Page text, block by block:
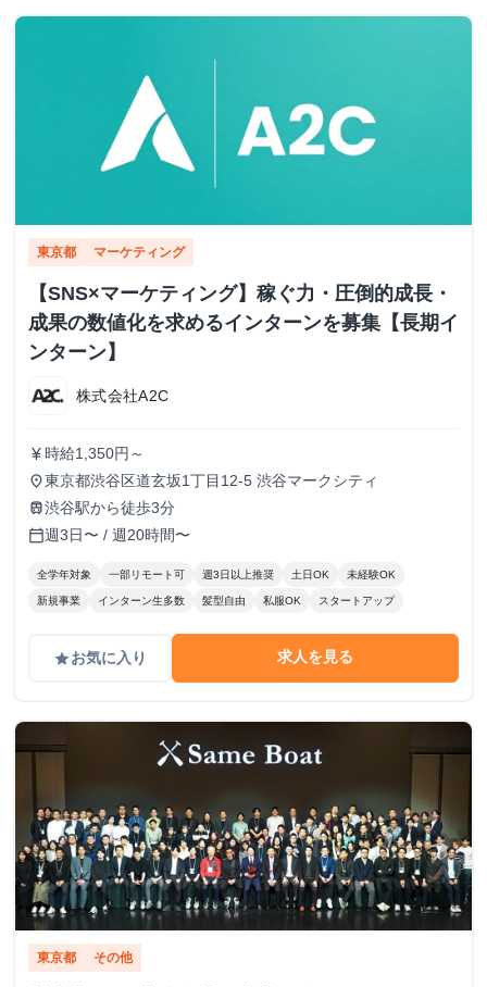
東京都 マーケティング
【SNS×マーケティング】稼ぐ力・圧倒的成長・
成果の数値化を求めるインターンを募集【長期イ
ンターン】
株式会社A2C
currency_yen 時給1,350円～
place東京都渋谷区道玄坂1丁目12-5 渋谷マークシティ
train渋谷駅から徒歩3分
calendar_today週3日〜 / 週20時間〜
全学年対象 一部リモート可 週3日以上推奨 土日OK 未経験OK
新規事業 インターン生多数 髪型自由 私服OK スタートアップ
gradeお気に入り 求人を見る
東京都 その他